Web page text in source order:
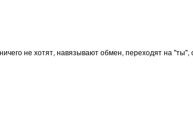
не хотят, навязывают обмен, переходят на